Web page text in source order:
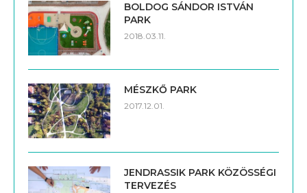
BOLDOG SÁNDOR ISTVÁN
PARK
2018.03.11.
MÉSZKŐ PARK
2017.12.01.
JENDRASSIK PARK KÖZÖSSÉGI
TERVEZÉS